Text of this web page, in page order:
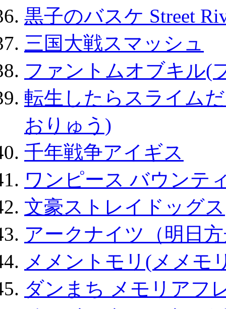
黒子のバスケ Street
三国大戦スマッシュ
ファントムオブキル(
転生したらスライム
おりゅう)
千年戦争アイギス
ワンピース バウンテ
文豪ストレイドッグス
アークナイツ（明日
メメントモリ(メメモ
ダンまち メモリアフ